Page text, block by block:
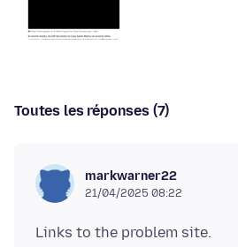
Toutes les réponses (7)
markwarner22
21/04/2025 08:22